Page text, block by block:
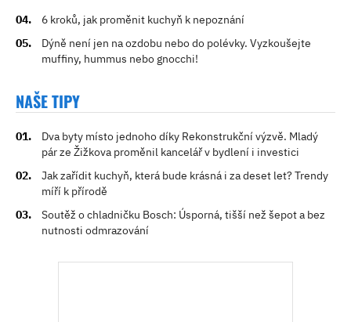
6 kroků, jak proměnit kuchyň k nepoznání
Dýně není jen na ozdobu nebo do polévky. Vyzkoušejte
muffiny, hummus nebo gnocchi!
NAŠE TIPY
Dva byty místo jednoho díky Rekonstrukční výzvě. Mladý
pár ze Žižkova proměnil kancelář v bydlení i investici
Jak zařídit kuchyň, která bude krásná i za deset let? Trendy
míří k přírodě
Soutěž o chladničku Bosch: Úsporná, tišší než šepot a bez
nutnosti odmrazování